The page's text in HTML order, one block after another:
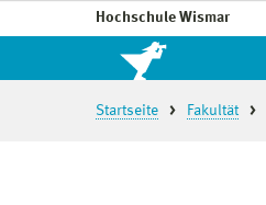
Hochschule Wismar
Startseite Fakultät